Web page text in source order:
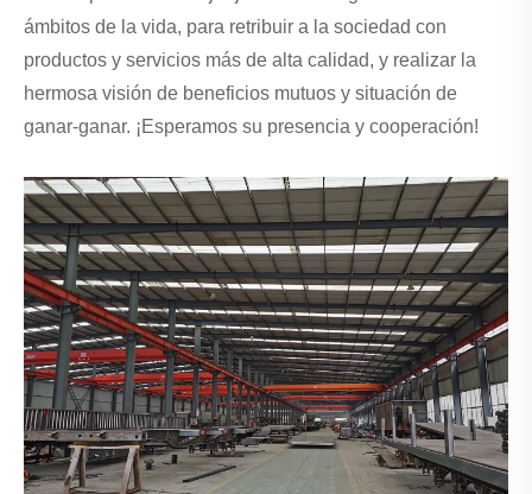
ámbitos de la vida, para retribuir a la sociedad con
productos y servicios más de alta calidad, y realizar la
hermosa visión de beneficios mutuos y situación de
ganar-ganar. ¡Esperamos su presencia y cooperación!